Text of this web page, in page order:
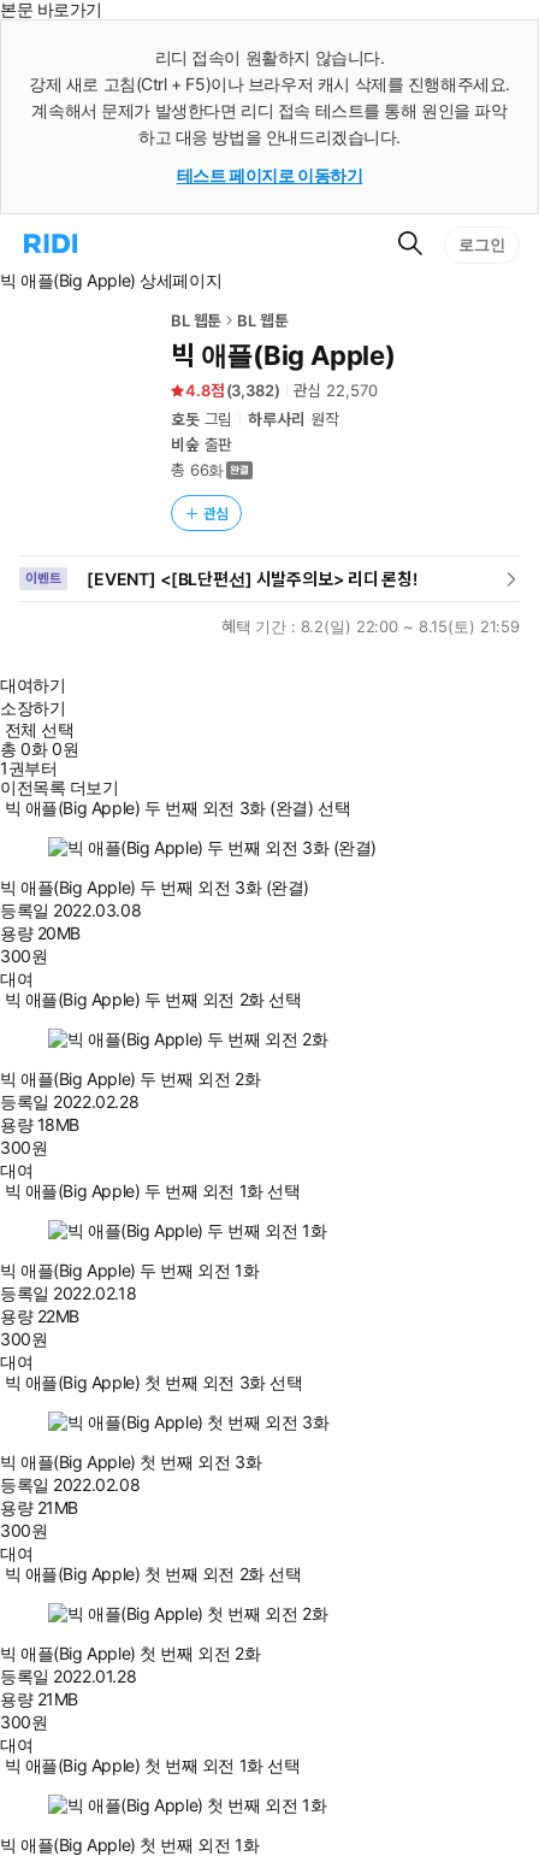
본문 바로가기
리디 접속이 원활하지 않습니다.
강제 새로 고침(Ctrl + F5)이나 브라우저 캐시 삭제를 진행해주세요.
계속해서 문제가 발생한다면 리디 접속 테스트를 통해 원인을 파악
하고 대응 방법을 안내드리겠습니다.
테스트 페이지로 이동하기
리
홈
검
로그인
빅 애플(Big Apple) 상세페이지
BL 웹툰 BL 웹툰
빅 애플(Big Apple)
4.8 (3,382) 관심 22,570
호돗그림 하루사리 원작
비숲출판
총 66화
관심
이벤트 [EVENT] <[BL단편선] 시발주의보> 리디 론칭!
혜택 기간 : 8.2(일) 22:00 ~ 8.15(토) 21:59
대여하기
소장하기
전체 선택
총0화0원
1권부터
이전목록 더보기
빅 애플(Big Apple) 두 번째 외전 3화 (완결) 선택
빅 애플(Big Apple) 두 번째 외전 3화 (완결)
등록일 2022.03.08
용량 20MB
300원
대여
빅 애플(Big Apple) 두 번째 외전 2화 선택
빅 애플(Big Apple) 두 번째 외전 2화
등록일 2022.02.28
용량18MB
300원
대여
빅 애플(Big Apple) 두 번째 외전 1화 선택
빅 애플(Big Apple) 두 번째 외전 1화
등록일 2022.02.18
용량 22MB
300원
대여
빅 애플(Big Apple) 첫 번째 외전 3화 선택
빅 애플(Big Apple) 첫 번째 외전 3화
등록일 2022.02.08
용량 21MB
300원
대여
빅 애플(Big Apple) 첫 번째 외전 2화 선택
빅 애플(Big Apple) 첫 번째 외전 2화
등록일 2022.01.28
용량 21MB
300원
대여
빅 애플(Big Apple) 첫 번째 외전 1화 선택
빅 애플(Big Apple) 첫 번째 외전 1화